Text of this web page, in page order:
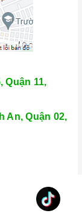
Quận 11,
An, Quận 02,